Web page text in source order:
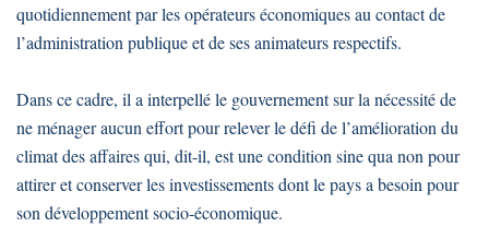
quotidiennement par les opérateurs économiques au contact de
l’administration publique et de ses animateurs respectifs.
Dans ce cadre, il a interpellé le gouvernement sur la nécessité de
ne ménager aucun effort pour relever le défi de l’amélioration du
climat des affaires qui, dit-il, est une condition sine qua non pour
attirer et conserver les investissements dont le pays a besoin pour
son développement socio-économique.